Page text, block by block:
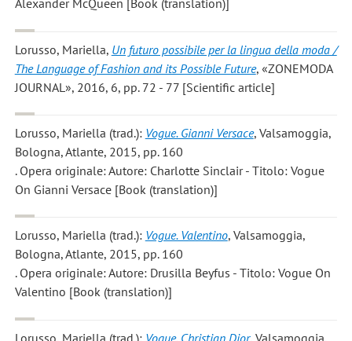
Alexander McQueen [Book (translation)]
Lorusso, Mariella, Un futuro possibile per la lingua della moda /
The Language of Fashion and its Possible Future, «ZONEMODA
JOURNAL», 2016, 6, pp. 72 - 77 [Scientific article]
Lorusso, Mariella (trad.): Vogue. Gianni Versace, Valsamoggia,
Bologna, Atlante, 2015, pp. 160
. Opera originale: Autore: Charlotte Sinclair - Titolo: Vogue
On Gianni Versace [Book (translation)]
Lorusso, Mariella (trad.): Vogue. Valentino, Valsamoggia,
Bologna, Atlante, 2015, pp. 160
. Opera originale: Autore: Drusilla Beyfus - Titolo: Vogue On
Valentino [Book (translation)]
Lorusso, Mariella (trad.): Vogue. Christian Dior, Valsamoggia,